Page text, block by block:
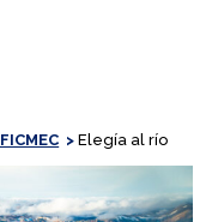
>Elegía al río